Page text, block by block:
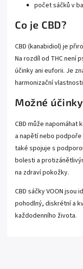
počet sáčků v
Co je CBD?
CBD (kanabidiol) je
Na rozdíl od THC není
účinky ani euforii. Je
harmonizační
Možné účinky
CBD může napomáhat
a napětí nebo
také spojuje s
bolesti a
na zdraví pokožky.
CBD sáčky VOON jsou
pohodlný, diskrétní a
každodenního života.